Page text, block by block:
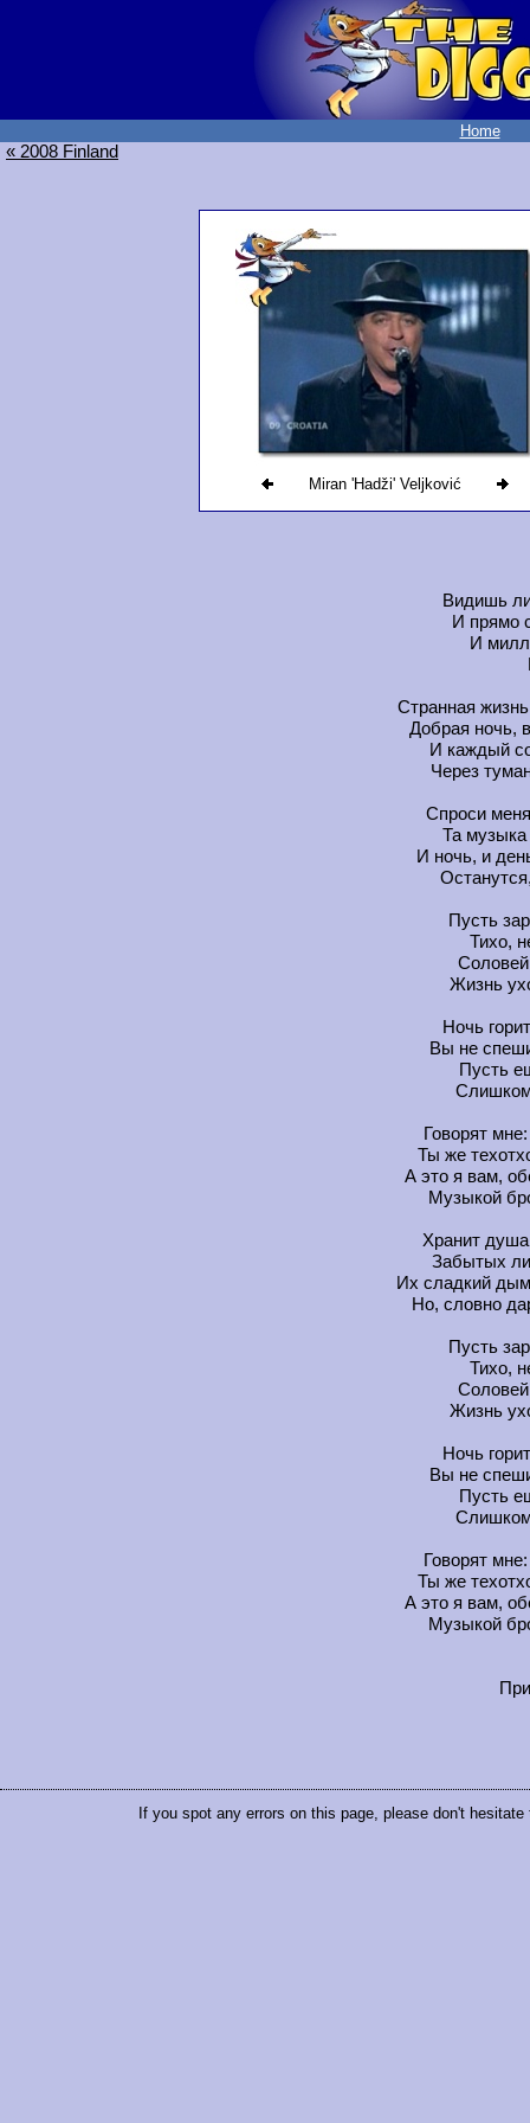
Home
« 2008 Finland
Miran 'Hadži' Veljković
Видишь
И прямо
И
Странная
Добрая ночь,
И каждый
Через
Спроси
Та
И ночь, и
Пусть
Тихо,
Жизнь
Ночь
Вы не
Пусть
Слишком
Говорят
Ты же
А это я вам,
Музыкой
Хранит
Забытых
Их сладкий
Но, словно
Пусть
Тихо,
Жизнь
Ночь
Вы не
Пусть
Слишком
Говорят
Ты же
А это я вам,
Музыкой
If you spot any errors on this page, please don't